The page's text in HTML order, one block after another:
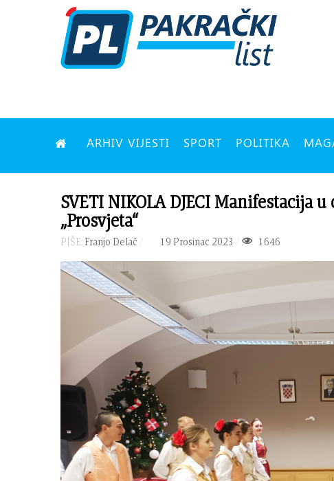
ARHIV VIJESTI SPORT POLITIKA
SVETI NIKOLA DJECI Manifestacija
„Prosvjeta“
PIŠE: Franjo Delač 19 Prosinac 2023 1646